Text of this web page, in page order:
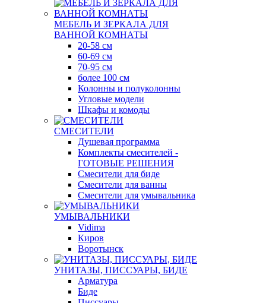
МЕБЕЛЬ И ЗЕРКАЛА ДЛЯ
ВАННОЙ КОМНАТЫ
20-58 см
60-69 см
70-95 см
более 100 см
Колонны и полуколонны
Угловые модели
Шкафы и комоды
СМЕСИТЕЛИ
Душевая программа
Комплекты смесителей -
ГОТОВЫЕ РЕШЕНИЯ
Смесители для биде
Смесители для ванны
Смесители для умывальника
УМЫВАЛЬНИКИ
Vidima
Киров
Воротынск
УНИТАЗЫ, ПИССУАРЫ, БИДЕ
Арматура
Биде